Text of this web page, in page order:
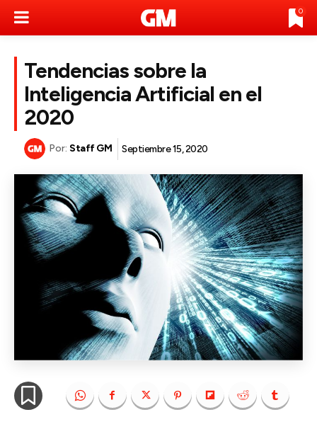
0
Tendencias sobre la
Inteligencia Artificial en el
2020
Por: Staff GM Septiembre 15, 2020